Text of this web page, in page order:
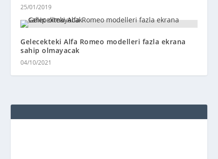
25/01/2019
Gelecekteki Alfa Romeo modelleri fazla ekrana
sahip olmayacak
04/10/2021